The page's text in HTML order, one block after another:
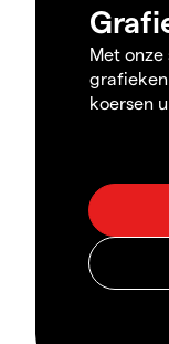
Met onze
koersen